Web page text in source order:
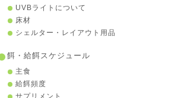
UVBライトについて
床材
シェルター・レイアウト用品
餌・給餌スケジュール
主食
給餌頻度
サプリメント